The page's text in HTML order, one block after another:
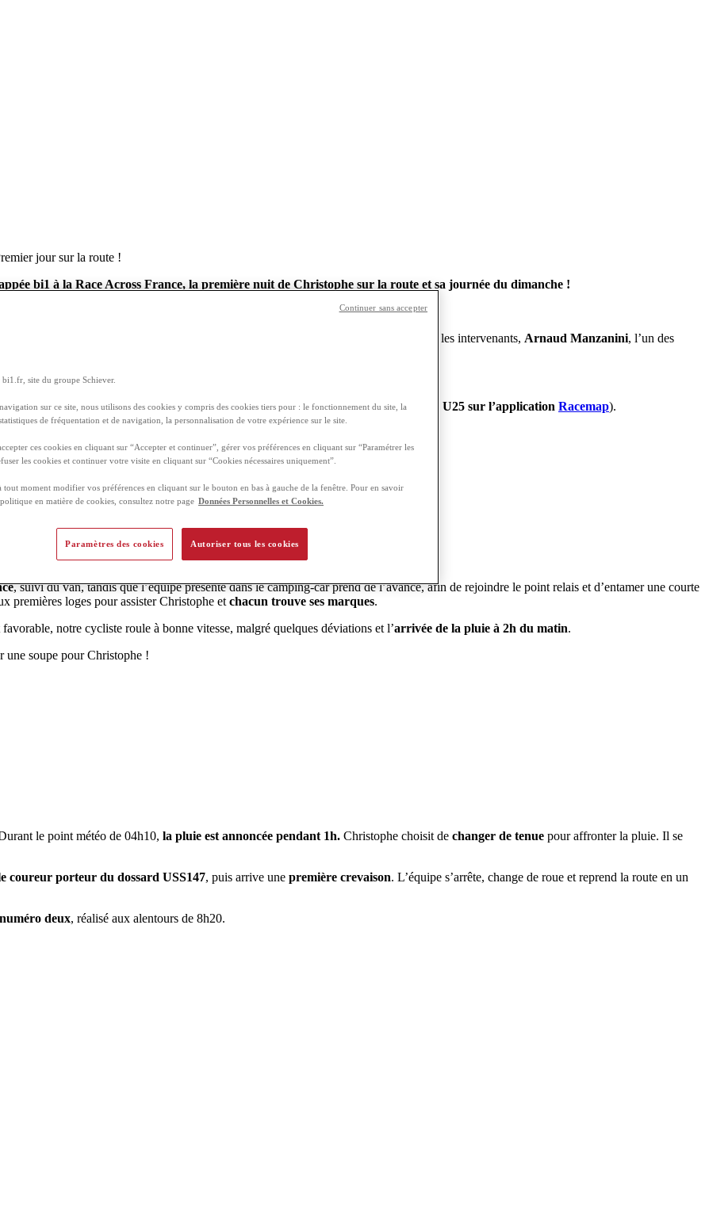
jour sur la route !
bi1 à la Race Across France, la première nuit de Christophe sur la route et sa journée du dimanche !
l’échappée bi1 se rend au village de départ, pour participer au
. Parmi les intervenants, Arnaud Manzanini, l’un des
temps français sur la Race Across America !
la ligne de départ à 19h30
de manière à pouvoir être localisé sur le parcours (vous pouvez suivre le dossard U25 sur l’application Racemap).
, suivi du van, tandis que l’équipe présente dans le camping-car prend de l’avance, afin de rejoindre le point relais et d’entamer une courte
premières loges pour assister Christophe et chacun trouve ses marques.
notre cycliste roule à bonne vitesse, malgré quelques déviations et l’arrivée de la pluie à 2h du matin.
une soupe pour Christophe !
le point météo de 04h10, la pluie est annoncée pendant 1h. Christophe choisit de changer de tenue pour affronter la pluie. Il se
coureur porteur du dossard USS147, puis arrive une première crevaison. L’équipe s’arrête, change de roue et reprend la route en un
deux, réalisé aux alentours de 8h20.
bi1.fr, site du groupe Schiever.
sur ce site, nous utilisons des cookies y compris des cookies tiers pour : le fonctionnement du site, la
de fréquentation et de navigation, la personnalisation de votre expérience sur le site.
ces cookies en cliquant sur “Accepter et continuer”, gérer vos préférences en cliquant sur “Paramétrer les
les cookies et continuer votre visite en cliquant sur “Cookies nécessaires uniquement”.
tout moment modifier vos préférences en cliquant sur le bouton en bas à gauche de la fenêtre. Pour en savoir
en matière de cookies, consultez notre page Données Personnelles et Cookies.
Autoriser tous les cookies
Paramètres des cookies
Continuer sans accepter